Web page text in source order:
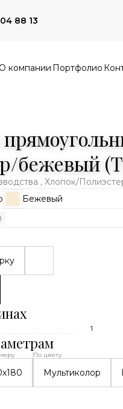
88 13
О компании Портфолио
бежевый
, Хлопок/
Бежевый
1
По цвету
Мультиколор